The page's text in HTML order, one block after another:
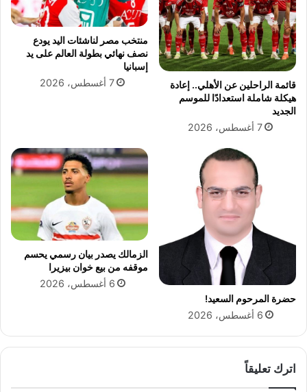
قائمة الراحلين عن الأهلي.. إعادة
هيكلة شاملة استعدادًا للموسم
الجديد
7 أغسطس، 2026
منتخب مصر لناشئات اليد يودع
نصف نهائي بطولة العالم على يد
إسبانيا
7 أغسطس، 2026
حضرة المرحوم السعيد!
6 أغسطس، 2026
الزمالك يصدر بيان رسمي يحسم
موقفه من بيع خوان بيزيرا
6 أغسطس، 2026
اترك تعليقاً